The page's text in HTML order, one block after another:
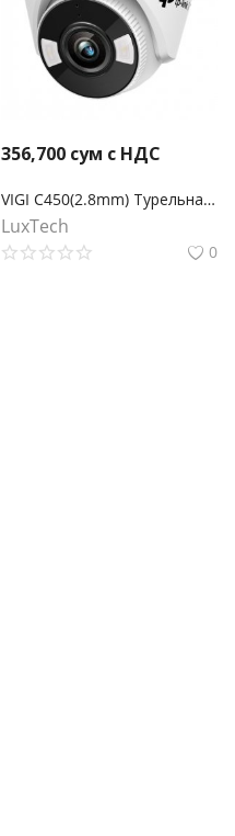
356,700 сум с НДС
VIGI C450(2.8mm) Турельная полноцветная камера 5 Мп
LuxTech
0